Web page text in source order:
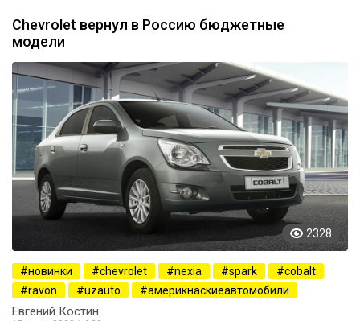
Chevrolet вернул в Россию бюджетные
модели
2328
новинки chevrolet nexia spark
cobalt
ravon
uzauto америкнаскиеавтомобили
Евгений Костин